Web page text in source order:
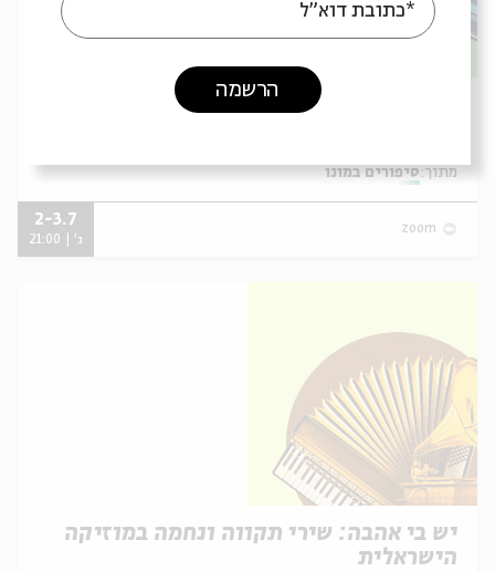
שירי אהבה ונחמה במוזיקה הישראלית
מתוך: סיפורים במונו
zoom
2-3.7
ג' | 21:00
יש בי אהבה: שירי תקווה ונחמה במוזיקה
הישראלית
*כתובת דוא"ל
הרשמה